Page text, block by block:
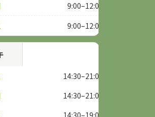
9:00–12:00
9:00–12:00
14:30–21:00
14:30–21:00
14:30–19:00